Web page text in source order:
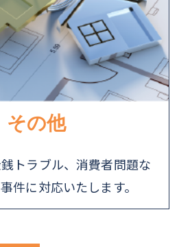
その他
トラブル、消費者問題な
件に対応いたします。